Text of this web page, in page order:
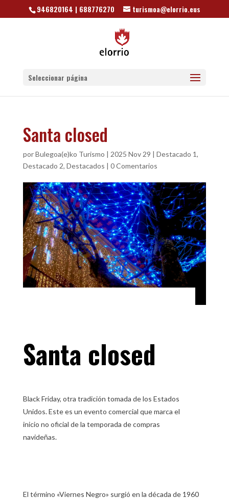
946820164 | 688776270 turismoa@elorrio.eus
Seleccionar página
Santa closed
porBulegoa(e)ko Turismo | 2025 Nov 29 | Destacado 1,
Destacado 2, Destacados | 0 Comentarios
Santa closed
Black Friday, otra tradición tomada de los Estados
Unidos. Este es un evento comercial que marca el
inicio no oficial de la temporada de compras
navideñas.
El término «Viernes Negro» surgió en la década de 1960